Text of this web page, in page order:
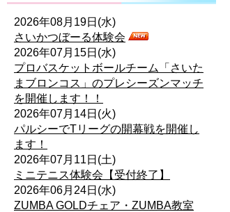
2026年08月19日(水)
さいかつぼーる体験会
2026年07月15日(水)
プロバスケットボールチーム「さいた
まブロンコス」のプレシーズンマッチ
を開催します！！
2026年07月14日(火)
パルシーでTリーグの開幕戦を開催し
ます！
2026年07月11日(土)
ミニテニス体験会【受付終了】
2026年06月24日(水)
ZUMBA GOLDチェア・ZUMBA教室